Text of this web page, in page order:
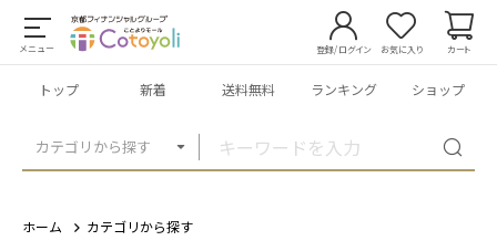
メニュー
カテゴリから探す
登録/ログイン お気に入り カート
トップ 新着 送料無料 ランキング ショップ
ホーム カテゴリから探す